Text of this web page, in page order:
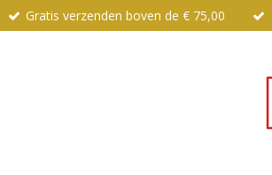
Gratis verzenden boven de € 75,00